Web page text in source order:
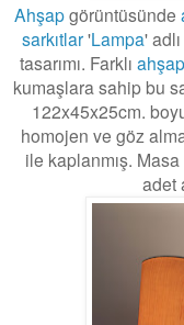
Ahşapgörüntüsünde
sarkıtlar'Lampa' adlı
tasarımı. Farklı ahşap
kumaşlara sahip bu
122x45x25cm.
homojen ve göz
ile kaplanmış.
adet